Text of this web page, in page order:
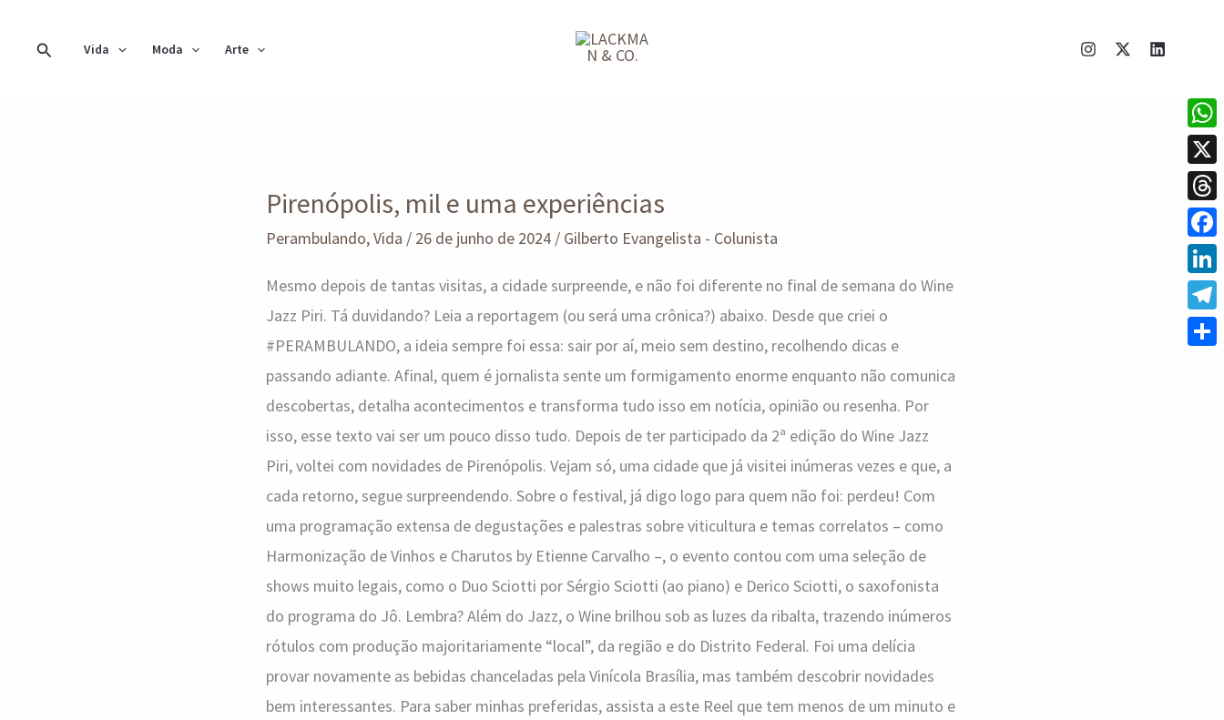
Pesquisar
Vida Moda Arte
Pirenópolis, mil e uma experiências
Perambulando,Vida / 26 de junho de 2024 / Gilberto Evangelista - Colunista
Mesmo depois de tantas visitas, a cidade surpreende, e não foi diferente no final de semana do Wine
Jazz Piri. Tá duvidando? Leia a reportagem (ou será uma crônica?) abaixo. Desde que criei o
#PERAMBULANDO, a ideia sempre foi essa: sair por aí, meio sem destino, recolhendo dicas e
passando adiante. Afinal, quem é jornalista sente um formigamento enorme enquanto não comunica
descobertas, detalha acontecimentos e transforma tudo isso em notícia, opinião ou resenha. Por
isso, esse texto vai ser um pouco disso tudo. Depois de ter participado da 2ª edição do Wine Jazz
Piri, voltei com novidades de Pirenópolis. Vejam só, uma cidade que já visitei inúmeras vezes e que, a
cada retorno, segue surpreendendo. Sobre o festival, já digo logo para quem não foi: perdeu! Com
uma programação extensa de degustações e palestras sobre viticultura e temas correlatos – como
Harmonização de Vinhos e Charutos by Etienne Carvalho –, o evento contou com uma seleção de
shows muito legais, como o Duo Sciotti por Sérgio Sciotti (ao piano) e Derico Sciotti, o saxofonista
do programa do Jô. Lembra? Além do Jazz, o Wine brilhou sob as luzes da ribalta, trazendo inúmeros
rótulos com produção majoritariamente “local”, da região e do Distrito Federal. Foi uma delícia
provar novamente as bebidas chanceladas pela Vinícola Brasília, mas também descobrir novidades
bem interessantes. Para saber minhas preferidas, assista a este Reel que tem menos de um minuto e
mil
e
experiências
X